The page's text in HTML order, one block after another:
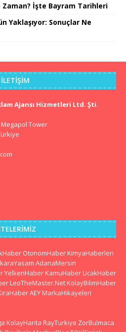
Zaman? İşte Bayram Tarihleri
Yaklaşıyor: Sonuçlar Ne
İLETIŞIM
Ajansı Hizmetleri Ltd. Şti.
Tower
OtonomHaber KimyaHaberleri
AdanaMersin
YelkenHaber KamuHaber UcakHaber
LeoTheMaster.Net KolayBilimHaber
AEY MarkaHikayeleri
KolayHarita RayTurkiye ZorBulmaca